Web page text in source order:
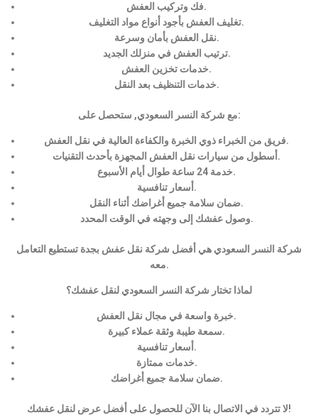
فك وتركيب العفش.
تغليف العفش بأجود أنواع مواد التغليف.
نقل العفش بأمان وسرعة.
ترتيب العفش في منزلك الجديد.
خدمات تخزين العفش.
خدمات التنظيف بعد النقل.
مع شركة النسر السعودي, ستحصل على:
فريق من الخبراء ذوي الخبرة والكفاءة العالية في نقل العفش.
أسطول من سيارات نقل العفش المجهزة بأحدث التقنيات.
خدمة 24 ساعة طوال أيام الأسبوع.
أسعار تنافسية.
ضمان سلامة جميع أغراضك أثناء النقل.
وصول عفشك إلى وجهته في الوقت المحدد.
شركة النسر السعودي هي أفضل شركة نقل عفش بجدة تستطيع التعامل
معه.
لماذا تختار شركة النسر السعودي لنقل عفشك؟
خبرة واسعة في مجال نقل العفش.
سمعة طيبة وثقة عملاء كبيرة.
أسعار تنافسية.
خدمات ممتازة.
ضمان سلامة جميع أغراضك.
لا تتردد في الاتصال بنا الآن للحصول على أفضل عرض لنقل عفشك!